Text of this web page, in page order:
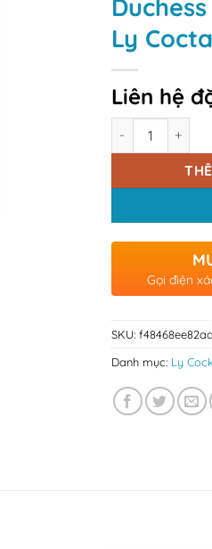
Ly
Liên hệ
Số lượng
Gọi điện
SKU: f48468ee82ad
Danh mục: Ly